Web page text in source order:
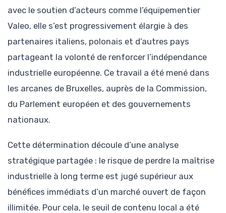
avec le soutien d’acteurs comme l’équipementier
Valeo, elle s’est progressivement élargie à des
partenaires italiens, polonais et d’autres pays
partageant la volonté de renforcer l’indépendance
industrielle européenne. Ce travail a été mené dans
les arcanes de Bruxelles, auprès de la Commission,
du Parlement européen et des gouvernements
nationaux.
Cette détermination découle d’une analyse
stratégique partagée : le risque de perdre la maîtrise
industrielle à long terme est jugé supérieur aux
bénéfices immédiats d’un marché ouvert de façon
illimitée. Pour cela, le seuil de contenu local a été